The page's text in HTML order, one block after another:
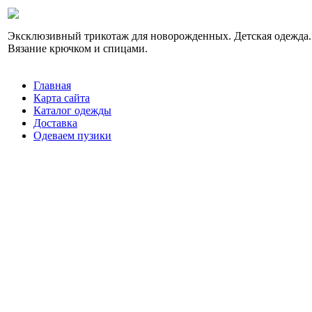
Эксклюзивный трикотаж для новорожденных. Детская одежда.
Вязание крючком и спицами.
Главная
Карта сайта
Каталог одежды
Доставка
Одеваем пузики